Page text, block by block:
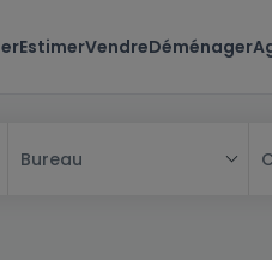
EstimerVendreDéménager
Bureau